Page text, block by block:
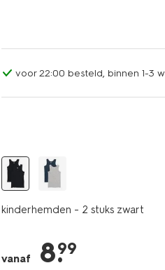
voor 22:00 besteld, binnen 1-3
kinderhemden - 2 stuks zwart
vanaf 8.
99